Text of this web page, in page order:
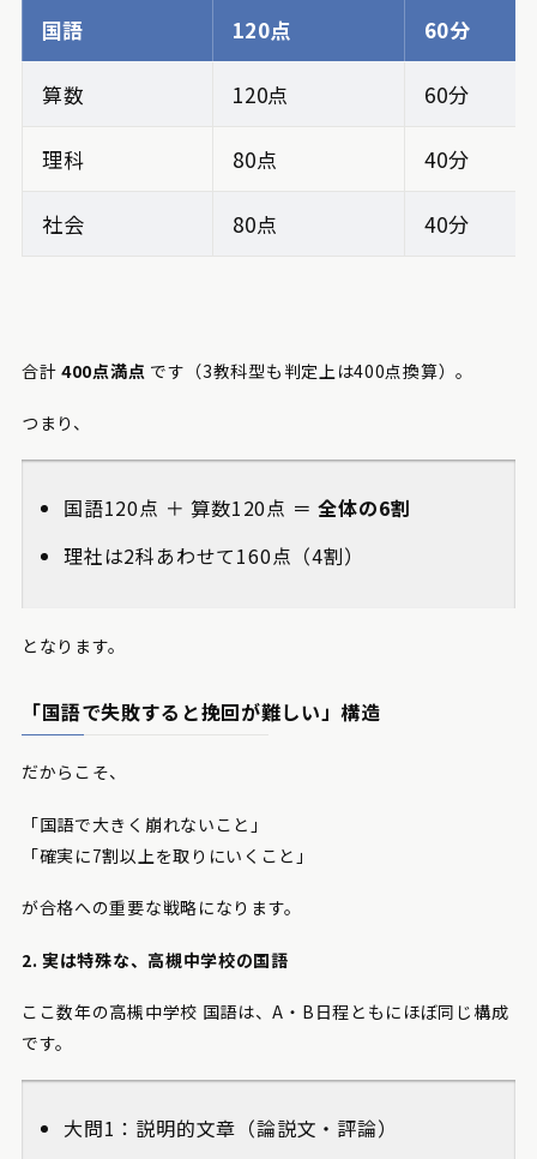
国語 120点 60分
算数 120点 60分
理科 80点 40分
社会 80点 40分
合計400点満点 です（3教科型も判定上は400点換算）。
つまり、
国語120点 ＋ 算数120点 ＝全体の6割
理社は2科あわせて160点（4割）
となります。
「国語で失敗すると挽回が難しい」構造
だからこそ、
「国語で大きく崩れないこと」
「確実に7割以上を取りにいくこと」
が合格への重要な戦略になります。
2. 実は特殊な、高槻中学校の国語
ここ数年の高槻中学校 国語は、A・B日程ともにほぼ同じ構成
です。
大問1：説明的文章（論説文・評論）